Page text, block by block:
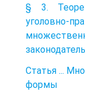
§ 3.
Статья ...
формы